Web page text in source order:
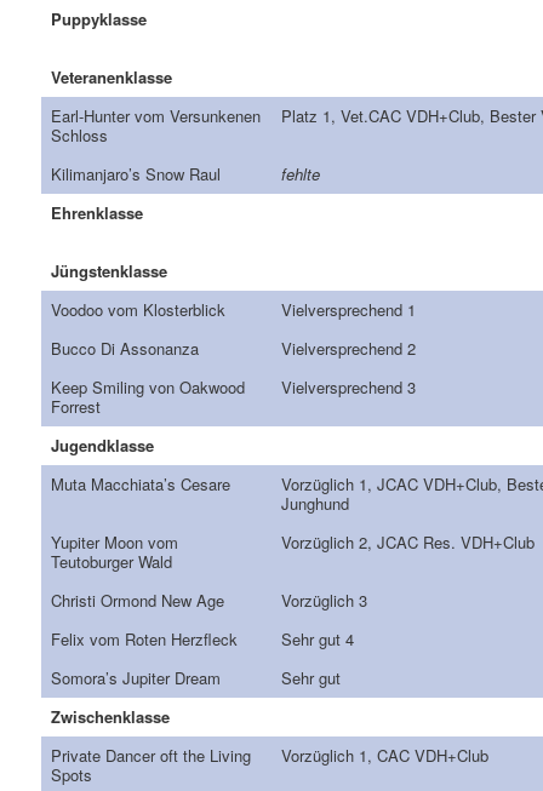
Puppyklasse
Veteranenklasse
Earl-Hunter vom Versunkenen
Schloss
Platz 1, Vet.CAC VDH+Club, Bester
Kilimanjaro’s Snow Raul
fehlte
Ehrenklasse
Jüngstenklasse
Voodoo vom Klosterblick
Vielversprechend 1
Bucco Di Assonanza
Vielversprechend 2
Keep Smiling von Oakwood
Forrest
Vielversprechend 3
Jugendklasse
Muta Macchiata’s Cesare
Vorzüglich 1, JCAC VDH+Club,
Junghund
Yupiter Moon vom
Teutoburger Wald
Vorzüglich 2, JCAC Res. VDH+Club
Christi Ormond New Age
Vorzüglich 3
Felix vom Roten Herzfleck
Sehr gut 4
Somora’s Jupiter Dream
Sehr gut
Zwischenklasse
Private Dancer oft the Living
Spots
Vorzüglich 1, CAC VDH+Club